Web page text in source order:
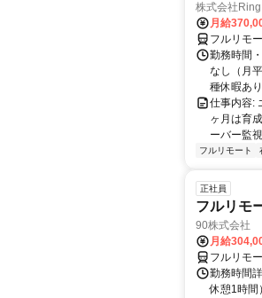
株式会社Ring
月給
フルリモ
勤務時間
なし（月
種休暇あり
仕事内容:
ヶ月は育
ーバー監
フルリモート
正社員
フルリモ
90株式会社
月給
フルリモ
勤務時間
休憩1時間